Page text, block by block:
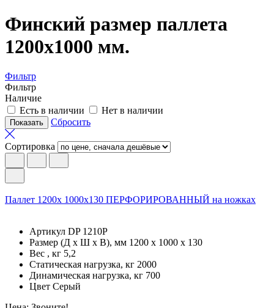
Финский размер паллета
1200х1000 мм.
Фильтр
Фильтр
Наличие
Есть в наличии
Нет в наличии
Сбросить
Сортировка
Паллет 1200х 1000х130 ПЕРФОРИРОВАННЫЙ на ножках
Артикул DP 1210Р
Размер (Д x Ш x В), мм 1200 x 1000 x 130
Вес , кг 5,2
Статическая нагрузка, кг 2000
Динамическая нагрузка, кг 700
Цвет Серый